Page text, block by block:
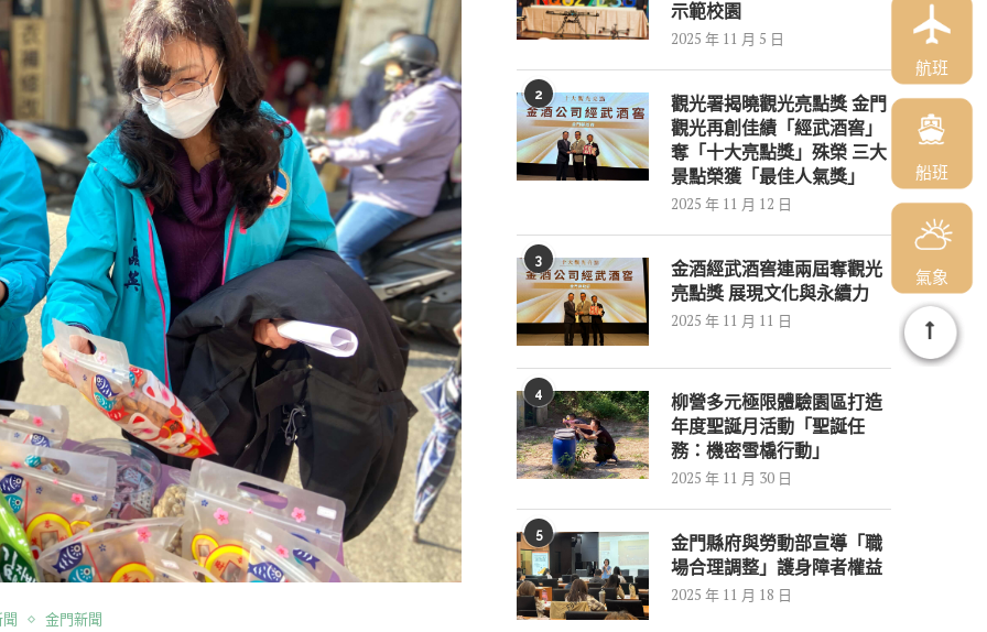
金門新聞
示範校園
2025 年 11 月 5 日
2
觀光署揭曉觀光亮點獎 金門
觀光再創佳績「經武酒窖」
奪「十大亮點獎」殊榮 三大
景點榮獲「最佳人氣獎」
2025 年 11 月 12 日
3
金酒經武酒窖連兩屆奪觀光
亮點獎 展現文化與永續力
2025 年 11 月 11 日
4
柳營多元極限體驗園區打造
年度聖誕月活動「聖誕任
務：機密雪橇行動」
2025 年 11 月 30 日
5
金門縣府與勞動部宣導「職
場合理調整」護身障者權益
2025 年 11 月 18 日
航班
船班
氣象